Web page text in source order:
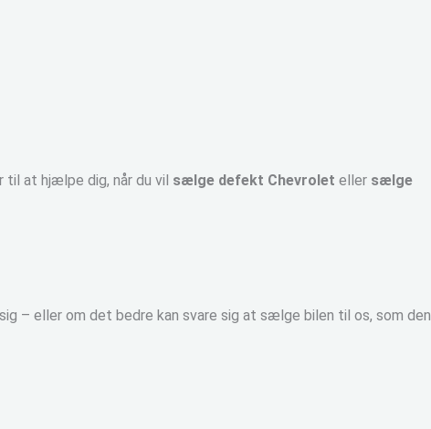
til at hjælpe dig, når du vil sælge defekt Chevrolet eller sælge
– eller om det bedre kan svare sig at sælge bilen til os, som den